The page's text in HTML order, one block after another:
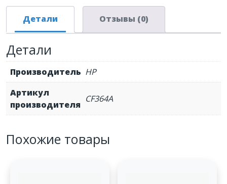
Детали Отзывы (0)
Детали
Производитель HP
Артикул
производителя
CF364A
Похожие товары